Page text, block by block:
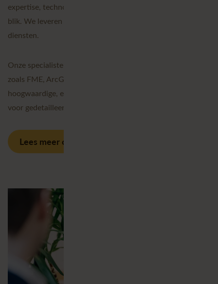
expertise, technologische voorsprong en een strategische
blik. We leveren een portfolio van verschillende geospatiale
diensten.
Onze specialisten werken met de beste technologieën,
zoals FME, ArcGIS en VertiGIS. Hiermee leveren wij
hoogwaardige, eenduidige data en krachtige visualisatie
voor gedetailleerde analyses.
Lees meer over onze diensten